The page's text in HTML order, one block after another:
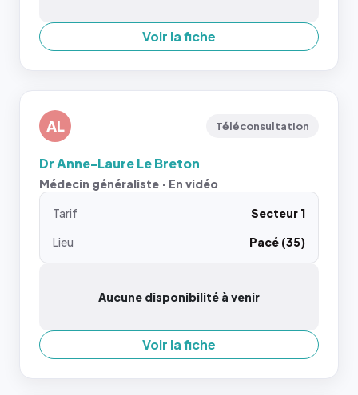
Voir la fiche
AL Téléconsultation
Dr Anne-Laure Le Breton
Médecin généraliste · En vidéo
Tarif
Secteur 1
Lieu
Pacé (35)
Aucune disponibilité à venir
Voir la fiche